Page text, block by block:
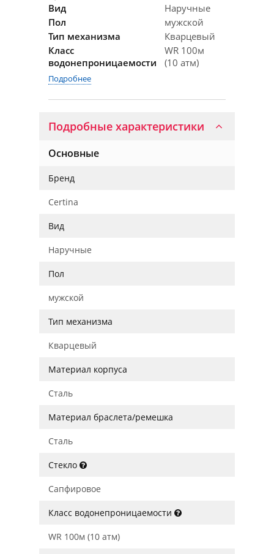
Вид
Наручные
Пол
мужской
Тип механизма
Кварцевый
Класс
водонепроницаемости
WR 100м
(10 атм)
Подробнее
Подробные характеристики
Основные
Бренд
Certina
Вид
Наручные
Пол
мужской
Тип механизма
Кварцевый
Материал корпуса
Сталь
Материал браслета/ремешка
Сталь
Стекло
Сапфировое
Класс водонепроницаемости
WR 100м (10 атм)